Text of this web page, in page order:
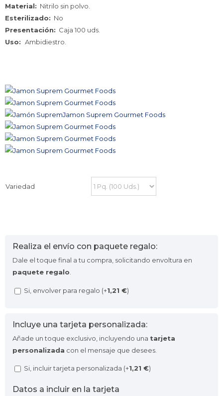
Material: Nitrilo sin polvo.
Esterilizado: No
Presentación: Caja 100 uds.
Uso: Ambidiestro.
Variedad
Realiza el envío con paquete regalo:
Dale el toque final a tu compra, solicitando envoltura en
paquete regalo
Si, envolver para regalo (+1,21 €)
Incluye una tarjeta personalizada:
Añade un toque exclusivo, incluyendo una tarjeta
personalizada con el mensaje que desees.
Si, incluir tarjeta personalizada (+1,21 €)
Datos a incluir en la tarjeta